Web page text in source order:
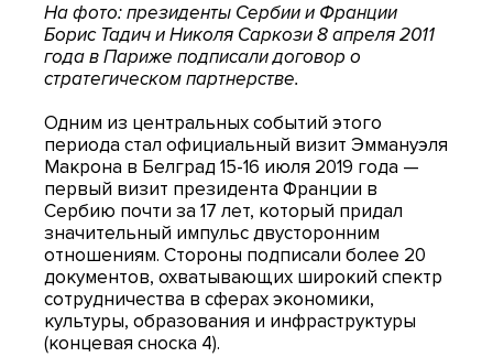
На фото: президенты Сербии и Франции
Борис Тадич и Николя Саркози 8 апреля 2011
года в Париже подписали договор о
стратегическом партнерстве.
Одним из центральных событий этого
периода стал официальный визит Эммануэля
Макрона в Белград 15-16 июля 2019 года —
первый визит президента Франции в
Сербию почти за 17 лет, который придал
значительный импульс двусторонним
отношениям. Стороны подписали более 20
документов, охватывающих широкий спектр
сотрудничества в сферах экономики,
культуры, образования и инфраструктуры
(концевая сноска 4).